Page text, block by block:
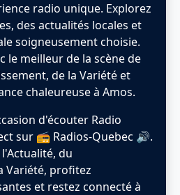
radio unique. Explorez
des actualités locales et
soigneusement choisie.
le meilleur de la scène de
de la Variété et
chaleureuse à Amos.
d'écouter Radio
sur 📻 Radios-Quebec 🔊.
du
Variété, profitez
et restez connecté à